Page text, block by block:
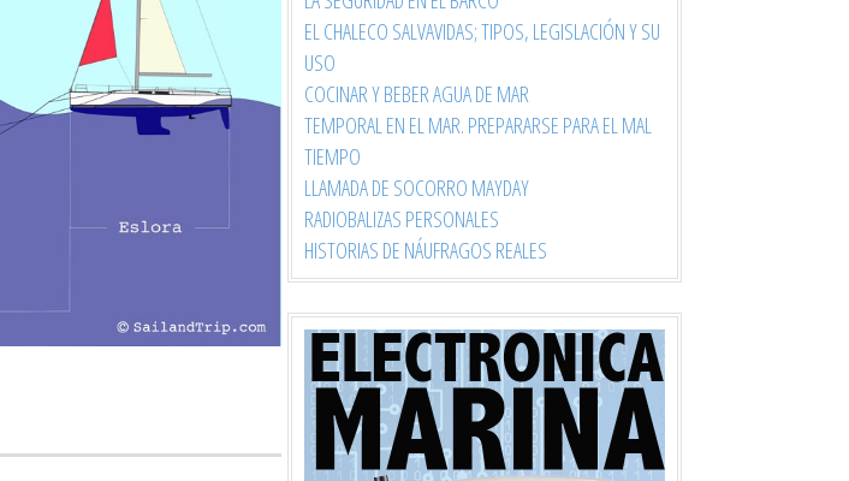
EL CHALECO SALVAVIDAS; TIPOS, LEGISLACIÓN Y SU
USO
COCINAR Y BEBER AGUA DE MAR
TEMPORAL EN EL MAR. PREPARARSE PARA EL MAL
TIEMPO
LLAMADA DE SOCORRO MAYDAY
RADIOBALIZAS PERSONALES
HISTORIAS DE NÁUFRAGOS REALES